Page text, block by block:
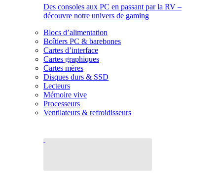
Des consoles aux PC en passant par la RV –
découvre notre univers de gaming
Blocs d’alimentation
Boîtiers PC & barebones
Cartes d’interface
Cartes graphiques
Cartes mères
Disques durs & SSD
Lecteurs
Mémoire vive
Processeurs
Ventilateurs & refroidisseurs